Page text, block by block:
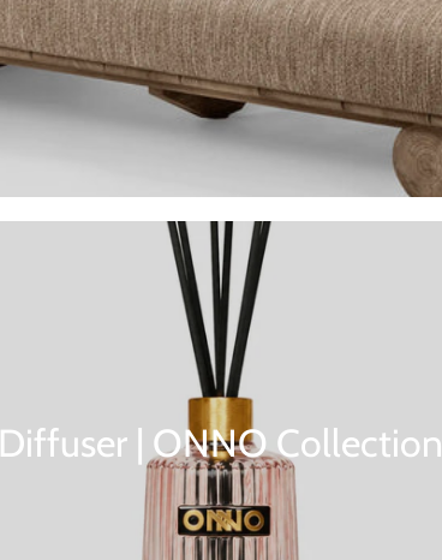
Diffuser | ONNO Collection